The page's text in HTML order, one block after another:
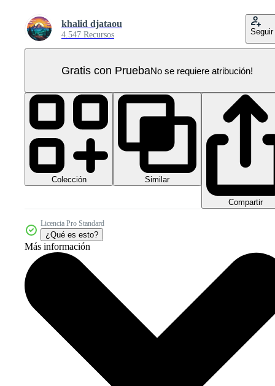
khalid djataou
4.547 Recursos Seguir
Gratis con PruebaNo se requiere atribución!
Colección Similar
Compartir
Licencia Pro Standard
¿Qué es esto?
Más información